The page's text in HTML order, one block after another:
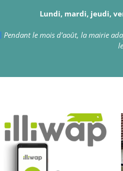
Lundi, mardi, jeudi,
Pendant le mois d’août, la mairie